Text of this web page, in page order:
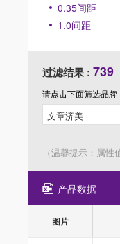
0.35间距
1.0间距
过滤结果 : 739
请点击下面筛选品牌
（温馨提示：属
产品数据
图片